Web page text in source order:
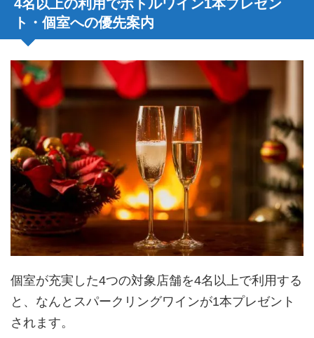
4名以上の利用でボトルワイン1本プレゼン
ト・個室への優先案内
個室が充実した4つの対象店舗を4名以上で利用する
と、なんとスパークリングワインが1本プレゼント
されます。